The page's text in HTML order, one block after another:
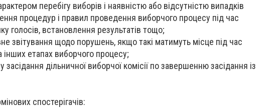
перебігу виборів і наявністю або відсутністю випадків
процедур і правил проведення виборчого процесу під час
голосів, встановлення результатів тощо;
звітування щодо порушень, якщо такі матимуть місце під час
етапах виборчого процесу;
дільничної виборчої комісії по завершенню засідання із
спостерігачів: